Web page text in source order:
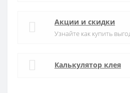
Акции и скидки
Узнайте как купить
Калькулятор клея